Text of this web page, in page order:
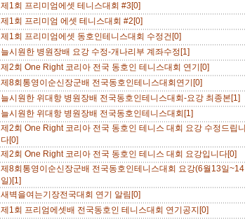
제1회 프리미엄에셋 테니스대회 #3[0]
제1회 프리미엄 에셋 테니스대회 #2[0]
제1회 프리미엄에셋 동호인테니스대회 수정건[0]
늘시원한 병원장배 요강 수정-개나리부 계좌수정[1]
제2회 One Right 코리아 전국 동호인 테니스대회 연기[0]
제8회통영이순신장군배 전국동호인테니스대회연기[0]
늘시원한 위대항 병원장배 전국동호인테니스대회-요강 최종본[1]
늘시원한 위대항 병원장배 전국동호인테니스대회[1]
제2회 One Right 코리아 전국 동호인 테니스 대회 요강 수정드립니
다[0]
제2회 One Right 코리아 전국 동호인 테니스 대회 요강입니다[0]
제8회통영이순신장군배 전국동호인테니스대회 요강(6월13일~14
일)[1]
새벽을여는기장전국대회 연기 알림[0]
제1회 프리엄에셋배 전국동호인 테니스대회 연기공지[0]